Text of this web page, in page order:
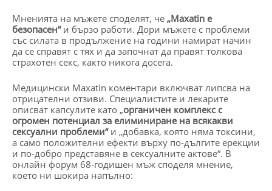
Мненията на мъжете споделят, че „Maxatin е
безопасен“и бързо работи. Дори мъжете с проблеми
със силата в продължение на години намират начин
да се справят с тях и да започнат да правят толкова
страхотен секс, както никога досега.
Медицински Maxatin коментари включват липсва на
отрицателни отзиви. Специалистите и лекарите
описват капсулите като „органичен комплекс с
огромен потенциал за елиминиране на всякакви
сексуални проблеми“и „добавка, която няма токсини,
а само положителни ефекти върху по-дългите ерекции
и по-добро представяне в сексуалните актове“. В
онлайн форум 68-годишен мъж споделя мнение,
което ни шокира напълно: